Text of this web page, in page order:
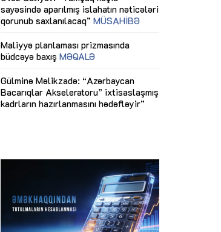
Maliyyə planlaması prizmasında
büdcəyə baxışMƏQALƏ
Gülminə Məlikzadə: “Azərbaycan
Bacarıqlar Akseleratoru” ixtisaslaşmış